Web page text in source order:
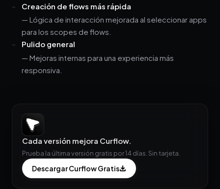
Creación de flows más rápida
— Lógica de interacción mejorada al seleccionar apps
para los scopes de flows.
Pulido general
— Mejoras internas para una experiencia más
responsiva.
Cada versión mejora Curflow.
Prueba la última versión gratis por 14 días. Sin tarjeta.
Descargar Curflow Gratis